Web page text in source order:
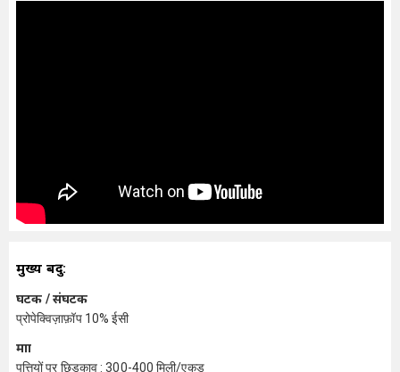
मुख्य बिंदु:
घटक / संघटक
प्रोपेक्विज़ाफ़ॉप 10% ईसी
मात्रा
पत्तियों पर छिड़काव : 300-400 मिली/एकड़